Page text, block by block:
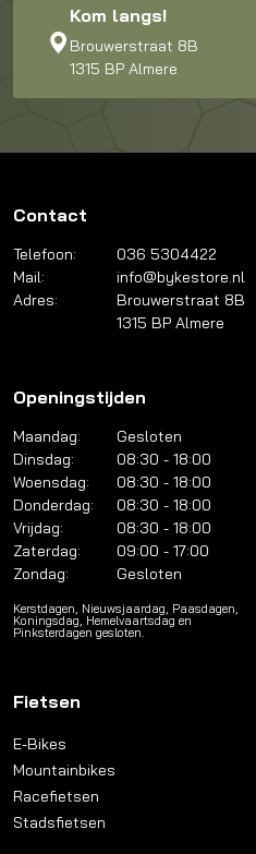
Kom langs!
Brouwerstraat 8B
1315 BP Almere
Contact
Telefoon:
036 5304422
Mail:
info@bykestore.nl
Adres:
Brouwerstraat 8B
1315 BP Almere
Openingstijden
Maandag:
Gesloten
Dinsdag:
08:30 - 18:00
Woensdag:
08:30 - 18:00
Donderdag:
08:30 - 18:00
Vrijdag:
08:30 - 18:00
Zaterdag:
09:00 - 17:00
Zondag:
Gesloten
Kerstdagen, Nieuwsjaardag, Paasdagen,
Koningsdag, Hemelvaartsdag en
Pinksterdagen gesloten.
Fietsen
E-Bikes
Mountainbikes
Racefietsen
Stadsfietsen